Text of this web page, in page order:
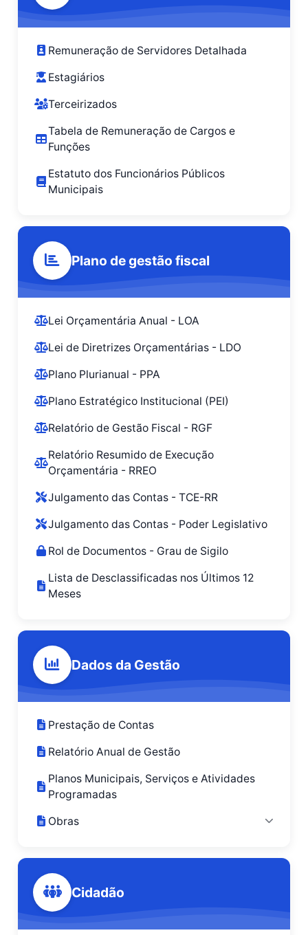
Remuneração de Servidores Detalhada
Estagiários
Terceirizados
Tabela de Remuneração de Cargos e
Funções
Estatuto dos Funcionários Públicos
Municipais
Plano de gestão fiscal
Lei Orçamentária Anual - LOA
Lei de Diretrizes Orçamentárias - LDO
Plano Plurianual - PPA
Plano Estratégico Institucional (PEI)
Relatório de Gestão Fiscal - RGF
Relatório Resumido de Execução
Orçamentária - RREO
Julgamento das Contas - TCE-RR
Julgamento das Contas - Poder Legislativo
Rol de Documentos - Grau de Sigilo
Lista de Desclassificadas nos Últimos 12
Meses
Dados da Gestão
Prestação de Contas
Relatório Anual de Gestão
Planos Municipais, Serviços e Atividades
Programadas
Obras
Cidadão